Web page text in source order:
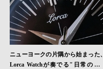
ニューヨークの片隅から始まった、
Lorca Watchが奏でる"日常のロマ